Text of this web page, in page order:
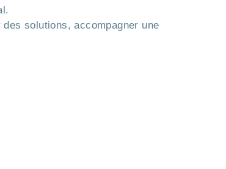
solutions, accompagner une